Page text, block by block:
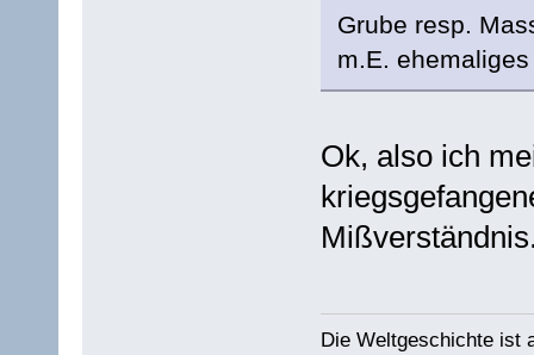
Grube resp.
m.E.
Ok, also ich
Die Weltgeschichte ist